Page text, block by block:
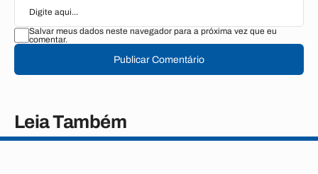
Salvar meus dados neste navegador para a próxima vez que eu
comentar.
Publicar Comentário
Leia Também